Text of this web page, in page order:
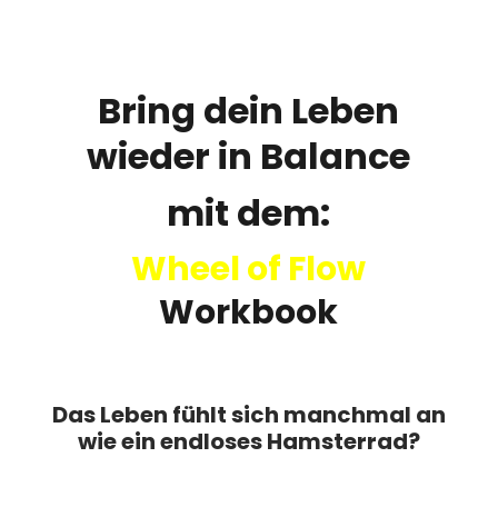
Bring dein Leben
wieder in Balance
mit dem:
Wheel of Flow
Workbook
Das Leben fühlt sich manchmal an
wie ein endloses Hamsterrad?